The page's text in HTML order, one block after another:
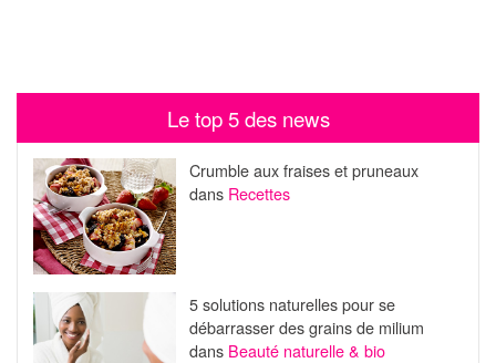
Le top 5 des news
Crumble aux fraises et pruneaux
dans Recettes
5 solutions naturelles pour se
débarrasser des grains de milium
dans Beauté naturelle & bio